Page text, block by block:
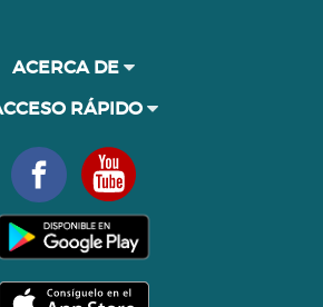
ACERCA DE
RÁPIDO